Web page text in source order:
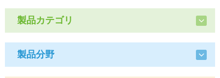
製品カテゴリ
製品分野